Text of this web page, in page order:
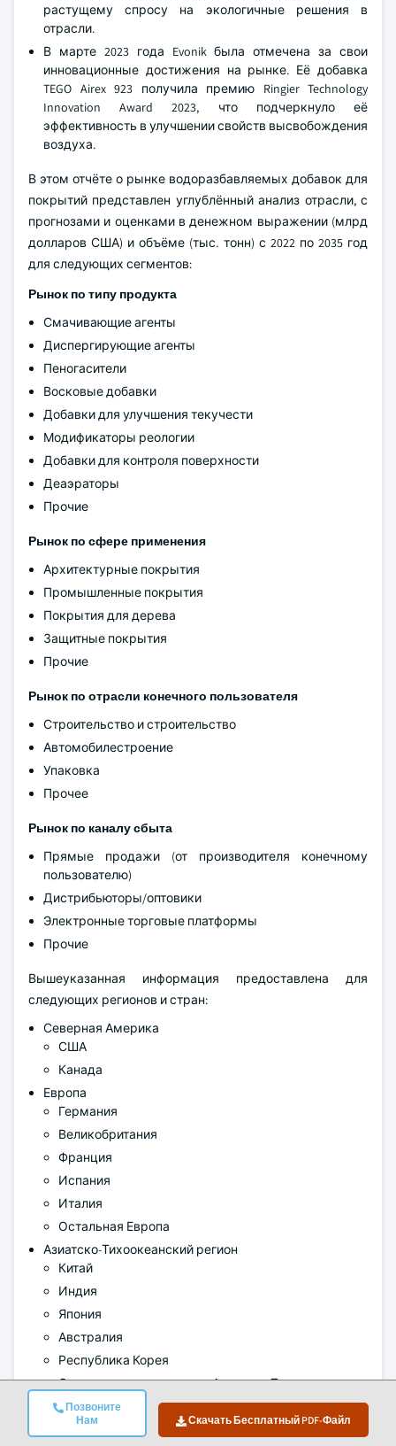
Позвоните
Нам
Скачать Бесплатный PDF-Файл
растущему спросу на экологичные решения в
отрасли.
В марте 2023 года Evonik была отмечена за свои
инновационные достижения на рынке. Её добавка
TEGO Airex 923 получила премию Ringier Technology
Innovation Award 2023, что подчеркнуло её
эффективность в улучшении свойств высвобождения
воздуха.
В этом отчёте о рынке водоразбавляемых добавок для
покрытий представлен углублённый анализ отрасли, с
прогнозами и оценками в денежном выражении (млрд
долларов США) и объёме (тыс. тонн) с 2022 по 2035 год
для следующих сегментов:
Рынок по типу продукта
Смачивающие агенты
Диспергирующие агенты
Пеногасители
Восковые добавки
Добавки для улучшения текучести
Модификаторы реологии
Добавки для контроля поверхности
Деаэраторы
Прочие
Рынок по сфере применения
Архитектурные покрытия
Промышленные покрытия
Покрытия для дерева
Защитные покрытия
Прочие
Рынок по отрасли конечного пользователя
Строительство и строительство
Автомобилестроение
Упаковка
Прочее
Рынок по каналу сбыта
Прямые продажи (от производителя конечному
пользователю)
Дистрибьюторы/оптовики
Электронные торговые платформы
Прочие
Вышеуказанная информация предоставлена для
следующих регионов и стран:
Северная Америка
США
Канада
Европа
Германия
Великобритания
Франция
Испания
Италия
Остальная Европа
Азиатско-Тихоокеанский регион
Китай
Индия
Япония
Австралия
Республика Корея
Остальные страны Азиатско-Тихоокеанского
региона
Латинская Америка